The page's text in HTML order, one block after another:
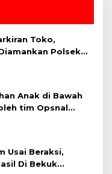
Toko,
Polsek
Anak di Bawah
tim Opsnal
Siak-Polda Riau
Usai Beraksi,
Di Bekuk